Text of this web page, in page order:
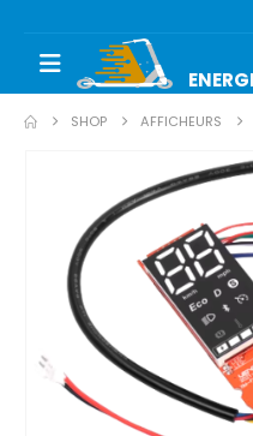
SHOP AFFICHEURS